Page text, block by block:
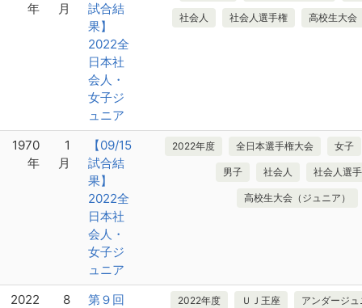
年
月
試合結
果】
2022全
日本社
会人・
女子ジ
ュニア
社会人 社会人選手権 高校生大会
1970
年
1
月
【09/15
試合結
果】
2022全
日本社
会人・
女子ジ
ュニア
2022年度 全日本選手権大会 女子
男子 社会人 社会人選
高校生大会（ジュニア）
2022
8
第９回
2022年度 ＵＪ王座 アンダージ